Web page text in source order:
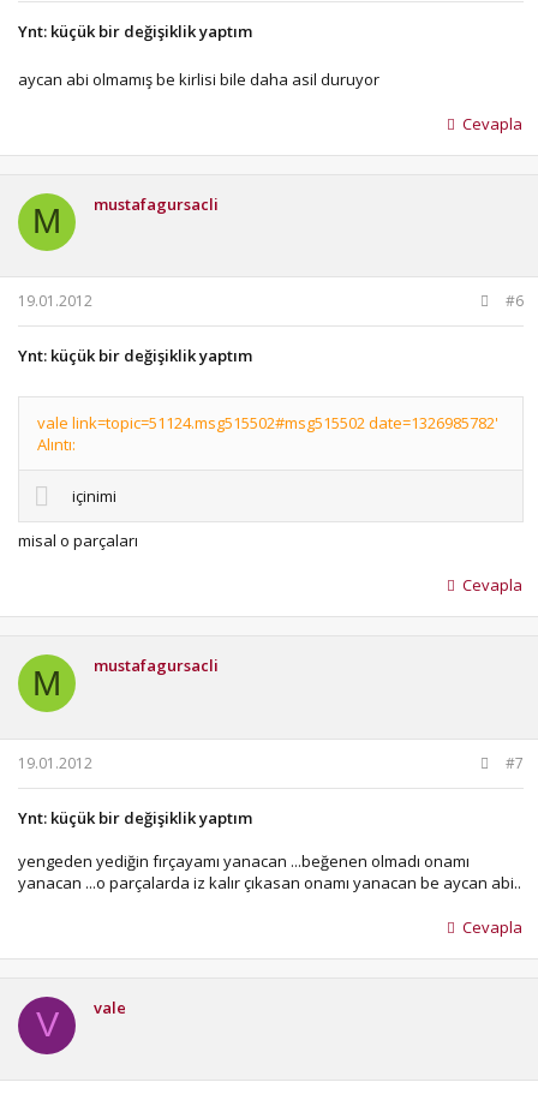
Ynt: küçük bir değişiklik yaptım
aycan abi olmamış be kirlisi bile daha asil duruyor
Cevapla
M mustafagursacli
19.01.2012 #6
Ynt: küçük bir değişiklik yaptım
vale link=topic=51124.msg515502#msg515502 date=1326985782'
Alıntı:
içinimi
misal o parçaları
Cevapla
M mustafagursacli
19.01.2012 #7
Ynt: küçük bir değişiklik yaptım
yengeden yediğin fırçayamı yanacan ...beğenen olmadı onamı
yanacan ...o parçalarda iz kalır çıkasan onamı yanacan be aycan abi..
Cevapla
V vale